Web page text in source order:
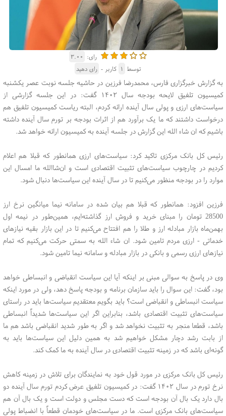
رای: ۳.۰۰
توسط ۱ کاربر - رای دهید
به گزارش خبرگزاری فارس، محمدرضا فرزین در حاشیه جلسه نوبت عصر یکشنبه
کمیسیون تلفیق لایحه بودجه سال ۱۴۰۲ گفت: در این جلسه گزارشی از
سیاست‌های ارزی و پولی سال آینده ارائه کردم، البته ریاست کمیسیون تلفیق هم
درخواست داشتند که ما یک برآورد هم از اثرات بودجه بر تورم سال آینده داشته
باشیم که ان شاء الله این گزارش در جلسه آینده به کمیسیون ارائه خواهد شد.
رئیس کل بانک مرکزی تاکید کرد: سیاست‌های ارزی همانطور که قبلا هم اعلام
کردیم در چارچوب سیاست‌های تثبیت اقتصادی است و ان‌شاالله ما امسال این
موارد را در بودجه منظور می‌کنیم تا در سال آینده این سیاست‌ها دنبال شود.
فرزین افزود: همانطور که قبلا هم بیان شده در سامانه نیما میانگین نرخ ارز
28500 تومان را مبنای خرید و فروش ارز گذاشته‌ایم، همین‌طور در نیمه اول
بهمن‌ماه بازار مبادله ارز و طلا را هم افتتاح می‌کنیم تا در این بازار بقیه نیازهای
خدماتی - ارزی مردم تامین شود. ان شاء الله به سمتی حرکت می‌کنیم که تمام
نیازهای ارزی رسمی و بانکی در بازار مبادله و سامانه نیما تامین شود.
وی در پاسخ به سوالی مبنی بر اینکه آیا این سیاست انقباضی و انبساطی خواهد
بود، گفت: این سوال را باید سازمان برنامه و بودجه پاسخ دهد، ولی در مورد اینکه
سیاست انبساطی و انقباضی است؟ باید بگویم معتقدیم سیاست‌ها باید در راستای
سیاست‌های تثبیت اقتصادی باشد، بنابراین اگر این سیاست‌ها شدیداً انبساطی
باشد، قطعا منجر به تثبیت نخواهد شد و اگر به طور شدید انقباضی باشد هم ما
از بابت رشد دچار مشکل خواهیم شد به همین دلیل این سیاست‌ها باید به
گونه‌ای باشد که در زمینه تثبیت اقتصادی در سال آینده به ما کمک کند.
رئیس کل بانک مرکزی در مورد قول خود به نمایندگان برای تلاش در زمینه کاهش
نرخ تورم در سال ۱۴۰۲ گفت: در کمیسیون تلفیق عرض کردم تورم سال آینده دو
بال دارد یک بال آن بودجه است که دست مجلس و دولت است و یک بال آن هم
سیاست‌های بانک مرکزی است. ما در سیاست‌های خودمان قطعاً با انضباط پولی